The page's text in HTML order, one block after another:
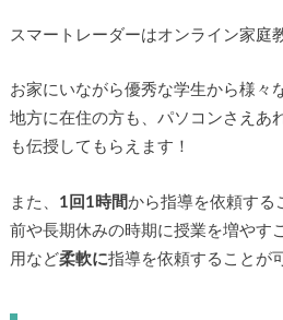
スマートレーダーはオンライン家庭
お家にいながら優秀な学生から様々
地方に在住の方も、パソコンさえあ
も伝授してもらえます！
また、 1回1時間から指導を依頼する
前や長期休みの時期に授業を増やす
用など柔軟に指導を依頼することが